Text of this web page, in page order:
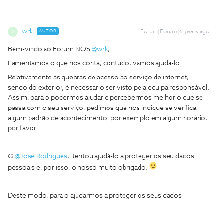
wrk AUTOR Forum|Forum|6 years ago
Bem-vindo ao Fórum NOS @wrk,
Lamentamos o que nos conta, contudo, vamos ajudá-lo.
Relativamente às quebras de acesso ao serviço de internet,
sendo do exterior, é necessário ser visto pela equipa responsável.
Assim, para o podermos ajudar e percebermos melhor o que se
passa com o seu serviço, pedimos que nos indique se verifica
algum padrão de acontecimento, por exemplo em algum horário,
por favor.
O @Jose Rodrigues, tentou ajudá-lo a proteger os seu dados
pessoais e, por isso, o nosso muito obrigado.
Deste modo, para o ajudarmos a proteger os seus dados